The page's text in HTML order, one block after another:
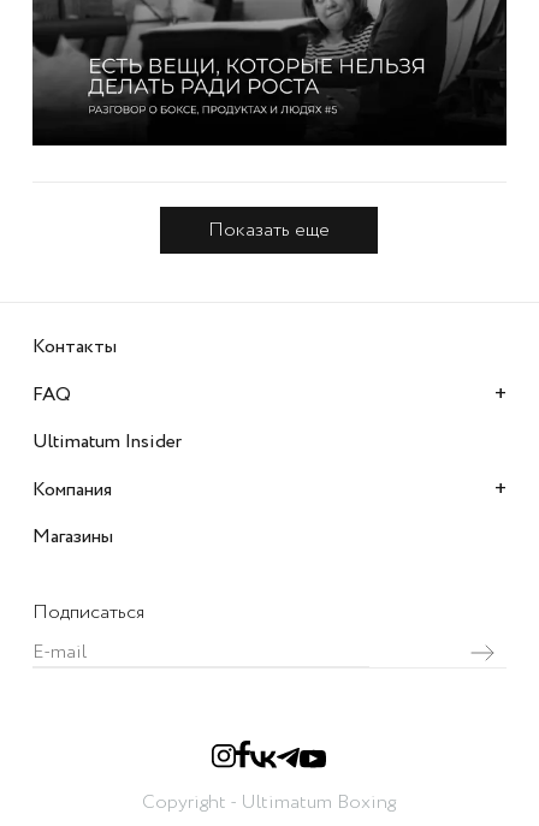
Показать еще
Контакты
FAQ
+
Ultimatum Insider
Компания
+
Магазины
Подписаться
Copyright - Ultimatum Boxing